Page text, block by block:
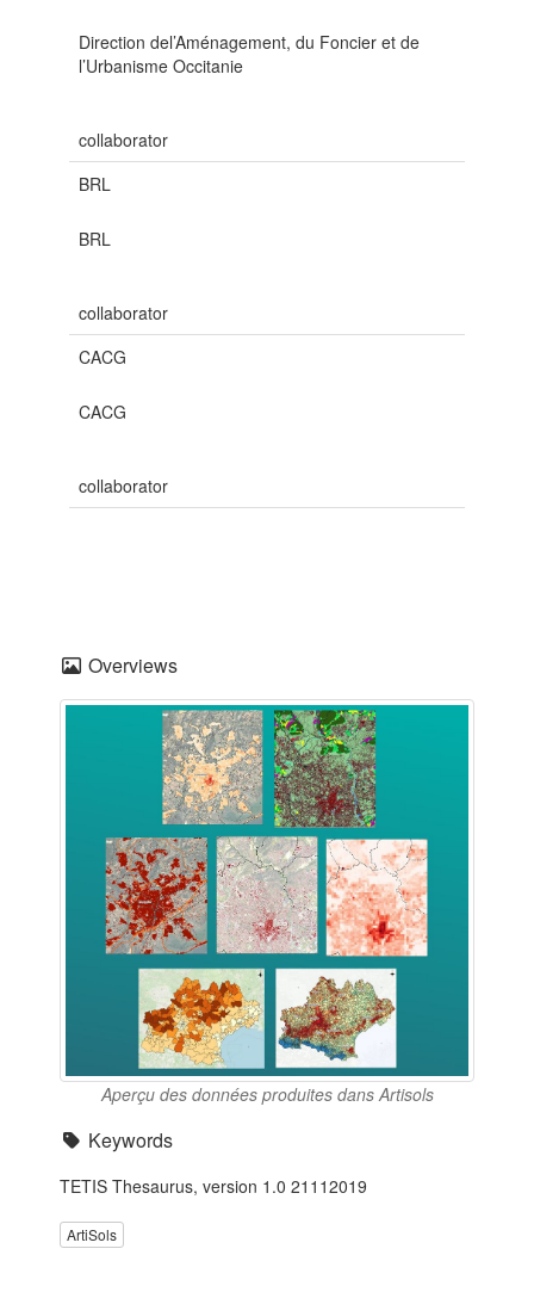
Direction del’Aménagement, du Foncier et de
l’Urbanisme Occitanie
collaborator
BRL
BRL
collaborator
CACG
CACG
collaborator
Overviews
Aperçu des données produites dans Artisols
Keywords
TETIS Thesaurus, version 1.0 21112019
ArtiSols